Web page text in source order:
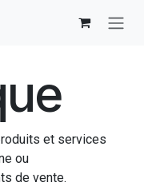
et services
ou
de vente.